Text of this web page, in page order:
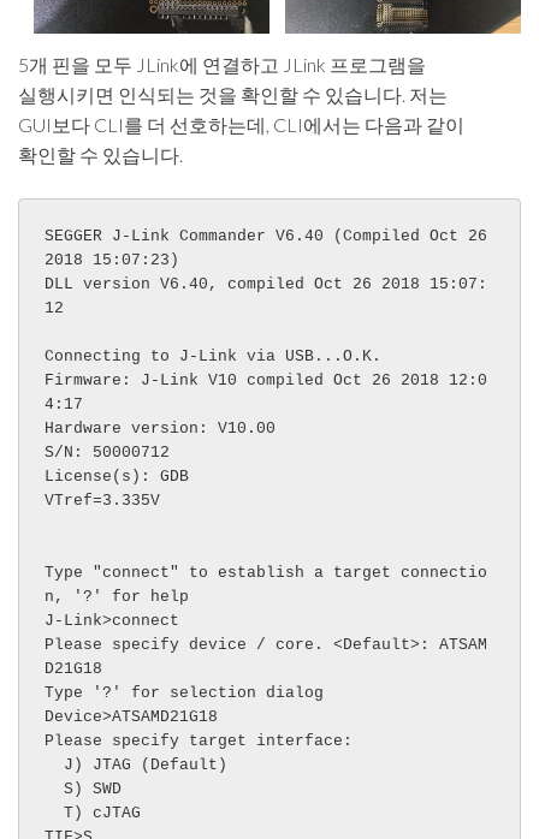
5개 핀을 모두 JLink에 연결하고 JLink 프로그램을
실행시키면 인식되는 것을 확인할 수 있습니다. 저는
GUI보다 CLI를 더 선호하는데, CLI에서는 다음과 같이
확인할 수 있습니다.
SEGGER J-Link Commander V6.40 (Compiled Oct 26
2018 15:07:23)
DLL version V6.40, compiled Oct 26 2018 15:07:
12
Connecting to J-Link via USB...O.K.
Firmware: J-Link V10 compiled Oct 26 2018 12:0
4:17
Hardware version: V10.00
S/N: 50000712
License(s): GDB
VTref=3.335V
Type "connect" to establish a target connectio
n, '?' for help
J-Link>connect
Please specify device / core. <Default>: ATSAM
D21G18
Type '?' for selection dialog
Device>ATSAMD21G18
Please specify target interface: